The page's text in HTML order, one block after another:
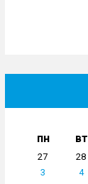
пн вт
27 28
3
4